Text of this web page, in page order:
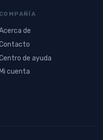
COMPAÑÍA
de
de ayuda
cuenta